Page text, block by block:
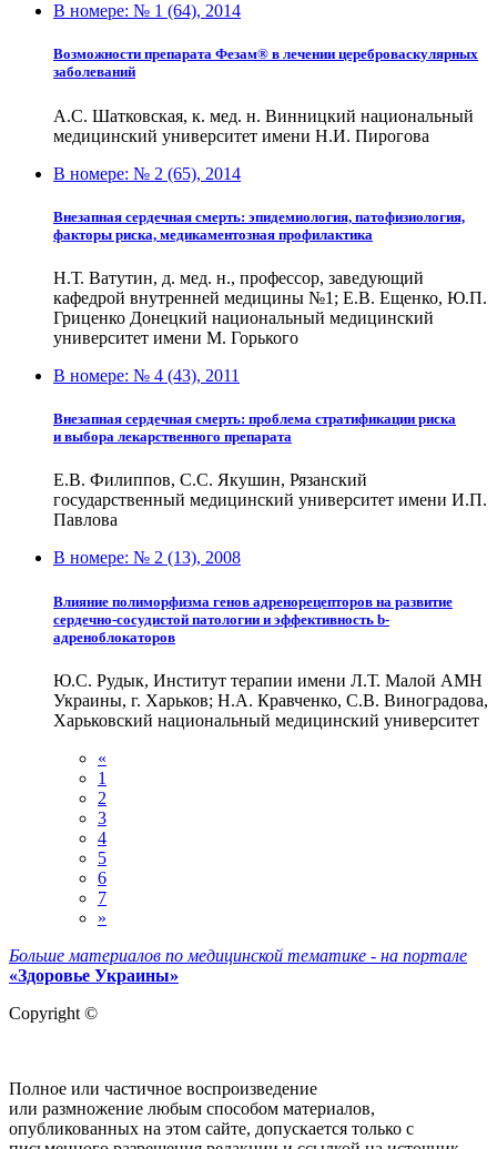
В номере: № 1 (64), 2014
Возможности препарата Фезам® в лечении цереброваскулярных
заболеваний
А.С. Шатковская, к. мед. н. Винницкий национальный
медицинский университет имени Н.И. Пирогова
В номере: № 2 (65), 2014
Внезапная сердечная смерть: эпидемиология, патофизиология,
факторы риска, медикаментозная профилактика
Н.Т. Ватутин, д. мед. н., профессор, заведующий
кафедрой внутренней медицины №1; Е.В. Ещенко, Ю.П.
Гриценко Донецкий национальный медицинский
университет имени М. Горького
В номере: № 4 (43), 2011
Внезапная сердечная смерть: проблема стратификации риска
и выбора лекарственного препарата
Е.В. Филиппов, С.С. Якушин, Рязанский
государственный медицинский университет имени И.П.
Павлова
В номере: № 2 (13), 2008
Влияние полиморфизма генов адренорецепторов на развитие
сердечно-сосудистой патологии и эффективность b-
адреноблокаторов
Ю.С. Рудык, Институт терапии имени Л.Т. Малой АМН
Украины, г. Харьков; Н.А. Кравченко, С.В. Виноградова,
Харьковский национальный медицинский университет
«
1
2
3
4
5
6
7
»
Больше материалов по медицинской тематике - на портале
«Здоровье Украины»
Copyright ©
Полное или частичное воспроизведение
или размножение любым способом материалов,
опубликованных на этом сайте, допускается только с